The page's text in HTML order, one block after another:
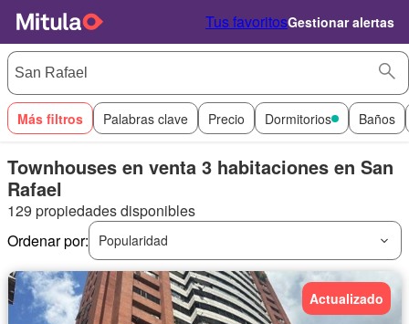
Tus favoritosGestionar alertas
Más filtros Palabras clave Precio Dormitorios Baños
Townhouses en venta 3 habitaciones en San
Rafael
129 propiedades disponibles
Ordenar por:
Popularidad
Actualizado